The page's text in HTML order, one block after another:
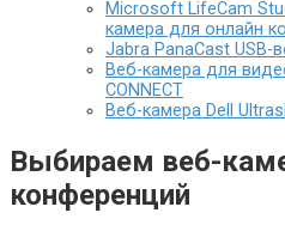
Microsoft LifeCam
камера для онлайн
Jabra PanaCast USB-
Веб-камера для
CONNECT
Веб-камера Dell
Выбираем веб-
конференций